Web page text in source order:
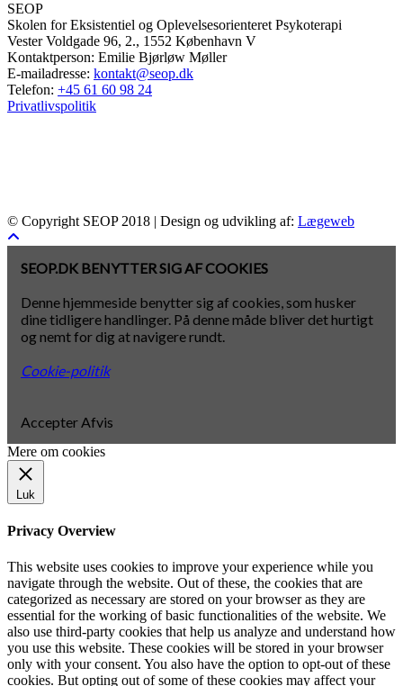
SEOP
Skolen for Eksistentiel og Oplevelsesorienteret Psykoterapi
Vester Voldgade 96, 2., 1552 København V
Kontaktperson: Emilie Bjørløw Møller
E-mailadresse: kontakt@seop.dk
Telefon: +45 61 60 98 24
Privatlivspolitik
© Copyright SEOP 2018 | Design og udvikling af: Lægeweb
SEOP.DK BENYTTER SIG AF COOKIES
Denne hjemmeside benytter sig af cookies, som husker
dine tidligere handlinger. På denne måde bliver det hurtigt
og nemt for dig at navigere rundt.
Cookie-politik
AccepterAfvis
Mere om cookies
Luk
Privacy Overview
This website uses cookies to improve your experience while you
navigate through the website. Out of these, the cookies that are
categorized as necessary are stored on your browser as they are
essential for the working of basic functionalities of the website. We
also use third-party cookies that help us analyze and understand how
you use this website. These cookies will be stored in your browser
only with your consent. You also have the option to opt-out of these
cookies. But opting out of some of these cookies may affect your